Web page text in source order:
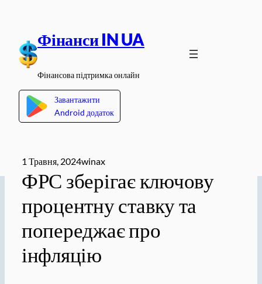
вмісту
Фінанси IN UA
Фінансова підтримка онлайн
Завантажити
Android додаток
1 Травня, 2024winax
ФРС зберігає ключову
процентну ставку та
попереджає про
інфляцію